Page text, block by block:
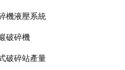
機液壓系統
破碎機
破碎站產量